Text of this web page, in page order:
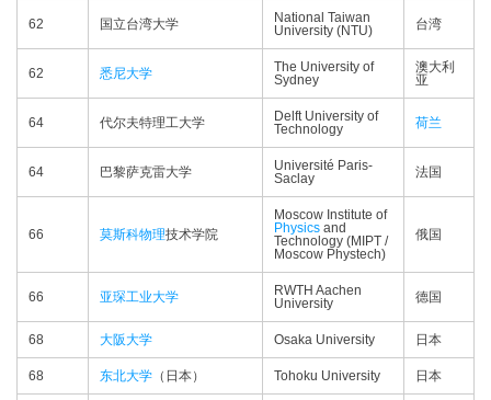
62 国立台湾大学
National Taiwan
University (NTU)
台湾
62 悉尼大学
The University of
Sydney
澳大利
亚
64 代尔夫特理工大学
Delft University of
Technology
荷兰
64 巴黎萨克雷大学
Université Paris-
Saclay
法国
66 莫斯科物理技术学院
Moscow Institute of
Physics and
Technology (MIPT /
Moscow Phystech)
俄国
66 亚琛工业大学
RWTH Aachen
University
德国
68 大阪大学 Osaka University 日本
68 东北大学 （日本） Tohoku University 日本